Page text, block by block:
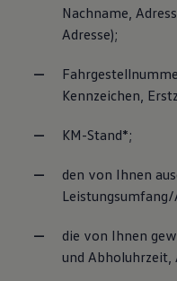
Nachname,
Adresse);
Kennzeichen,
KM-Stand*;
den von Ihnen
die von Ihnen
und Abholuhrzeit,